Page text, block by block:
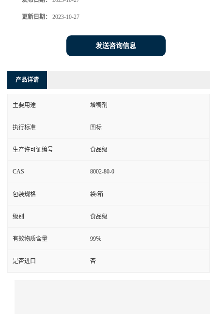
更新日期： 2023-10-27
发送咨询信息
产品详请
主要用途 增稠剂
执行标准 国标
生产许可证编号 食品级
CAS 8002-80-0
包装规格 袋/箱
级别 食品级
有效物质含量 99％
是否进口 否